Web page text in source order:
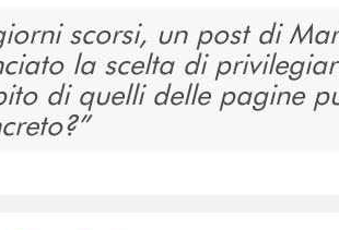
scorsi, un post di
la scelta di
di quelli delle pagine